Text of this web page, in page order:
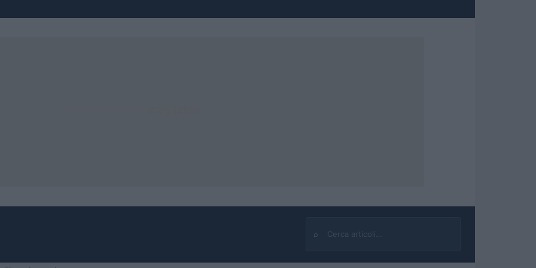
⌕
Cerca